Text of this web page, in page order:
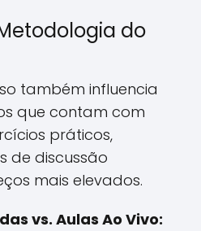
do
também influencia
que contam com
práticos,
de discussão
mais elevados.
vs. Aulas Ao Vivo: